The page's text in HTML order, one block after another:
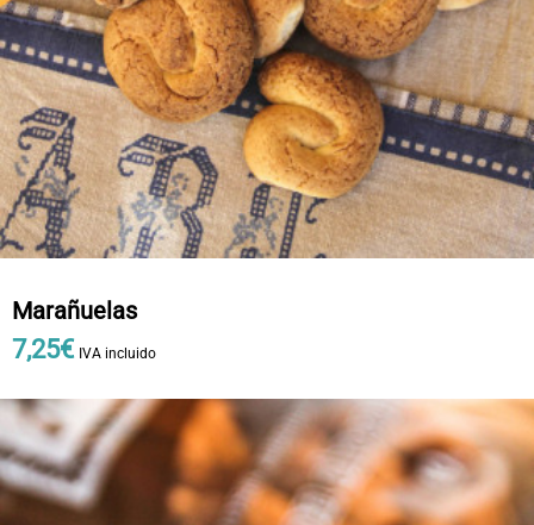
Marañuelas
7,25€ IVA incluido